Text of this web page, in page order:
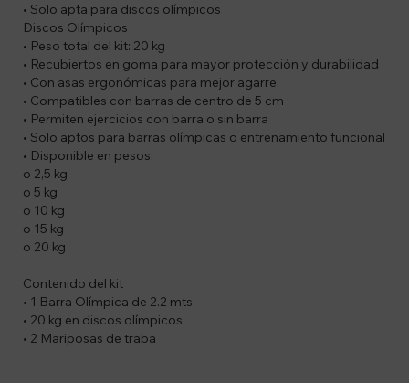
• Solo apta para discos olímpicos
Discos Olímpicos
• Peso total del kit: 20 kg
• Recubiertos en goma para mayor protección y durabilidad
• Con asas ergonómicas para mejor agarre
• Compatibles con barras de centro de 5 cm
• Permiten ejercicios con barra o sin barra
• Solo aptos para barras olímpicas o entrenamiento funcional
• Disponible en pesos:
o 2,5 kg
o 5 kg
o 10 kg
o 15 kg
o 20 kg
Contenido del kit
• 1 Barra Olímpica de 2.2 mts
• 20 kg en discos olímpicos
• 2 Mariposas de traba